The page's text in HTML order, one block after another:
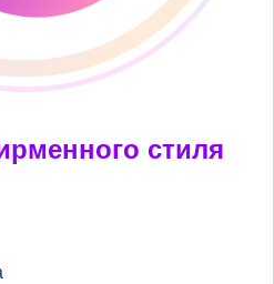
стиля